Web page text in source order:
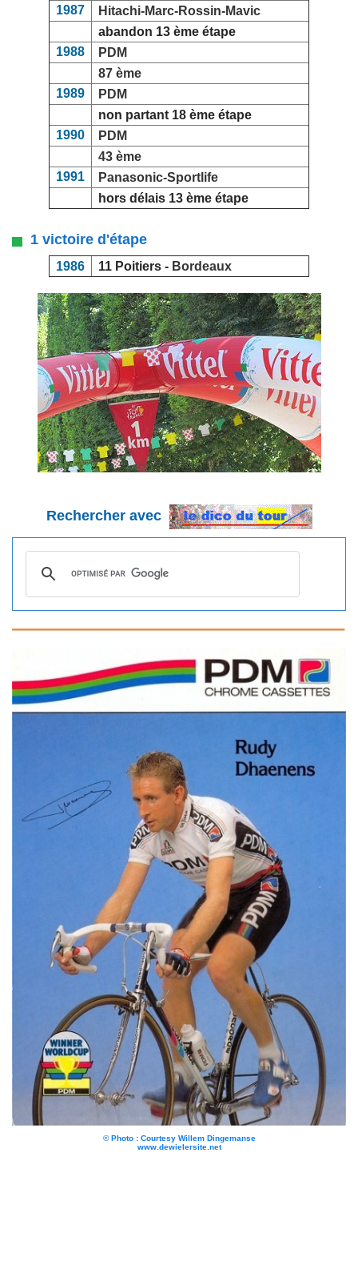
1987
Hitachi-Marc-Rossin-Mavic
abandon 13 ème étape
1988
PDM
87 ème
1989
PDM
non partant 18 ème étape
1990
PDM
43 ème
1991
Panasonic-Sportlife
hors délais 13 ème étape
1 victoire d'étape
1986 11 Poitiers - Bordeaux
Rechercher avec
© Photo : Courtesy Willem Dingemanse
www.dewielersite.net